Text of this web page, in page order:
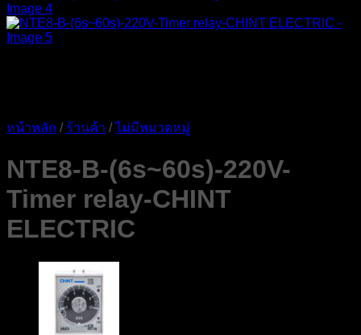
หน้าหลัก / ร้านค้า / ไม่มีหมวดหมู่
NTE8-B-(6s~60s)-220V-
Timer relay-CHINT
ELECTRIC